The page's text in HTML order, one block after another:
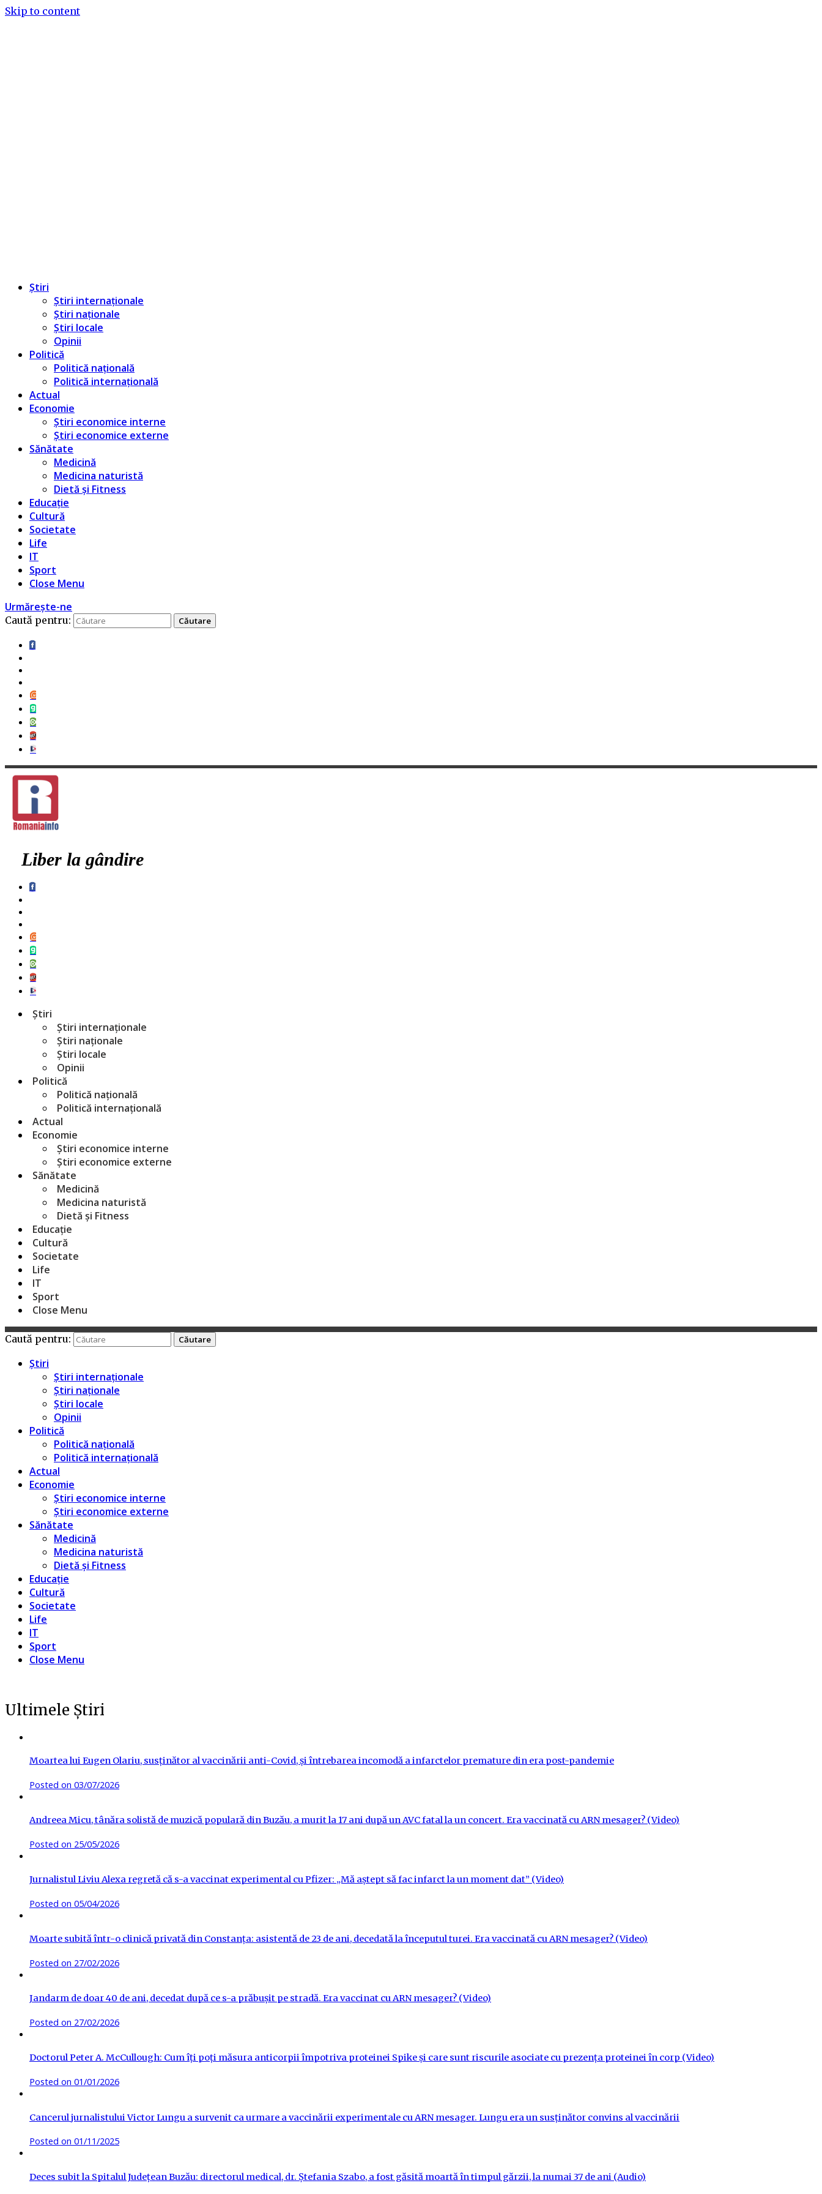
Skip to content
Știri
Știri internaționale
Știri naționale
Știri locale
Opinii
Politică
Politică națională
Politică internațională
Actual
Economie
Știri economice interne
Știri economice externe
Sănătate
Medicină
Medicina naturistă
Dietă și Fitness
Educație
Cultură
Societate
Life
IT
Sport
Close Menu
Urmărește-ne
Caută pentru:
Liber la gândire
Știri
Știri internaționale
Știri naționale
Știri locale
Opinii
Politică
Politică națională
Politică internațională
Actual
Economie
Știri economice interne
Știri economice externe
Sănătate
Medicină
Medicina naturistă
Dietă și Fitness
Educație
Cultură
Societate
Life
IT
Sport
Close Menu
Caută pentru:
Știri
Știri internaționale
Știri naționale
Știri locale
Opinii
Politică
Politică națională
Politică internațională
Actual
Economie
Știri economice interne
Știri economice externe
Sănătate
Medicină
Medicina naturistă
Dietă și Fitness
Educație
Cultură
Societate
Life
IT
Sport
Close Menu
Ultimele Știri
Moartea lui Eugen Olariu, susținător al vaccinării anti-Covid, și întrebarea incomodă a infarctelor premature din era post-pandemie
Posted on 03/07/2026
Andreea Micu, tânăra solistă de muzică populară din Buzău, a murit la 17 ani după un AVC fatal la un concert. Era vaccinată cu ARN mesager? (Video)
Posted on 25/05/2026
Jurnalistul Liviu Alexa regretă că s-a vaccinat experimental cu Pfizer: „Mă aștept să fac infarct la un moment dat” (Video)
Posted on 05/04/2026
Moarte subită într-o clinică privată din Constanța: asistentă de 23 de ani, decedată la începutul turei. Era vaccinată cu ARN mesager? (Video)
Posted on 27/02/2026
Jandarm de doar 40 de ani, decedat după ce s-a prăbușit pe stradă. Era vaccinat cu ARN mesager? (Video)
Posted on 27/02/2026
Doctorul Peter A. McCullough: Cum îți poți măsura anticorpii împotriva proteinei Spike și care sunt riscurile asociate cu prezența proteinei în corp (Video)
Posted on 01/01/2026
Cancerul jurnalistului Victor Lungu a survenit ca urmare a vaccinării experimentale cu ARN mesager. Lungu era un susținător convins al vaccinării
Posted on 01/11/2025
Deces subit la Spitalul Județean Buzău: directorul medical, dr. Ștefania Szabo, a fost găsită moartă în timpul gărzii, la numai 37 de ani (Audio)